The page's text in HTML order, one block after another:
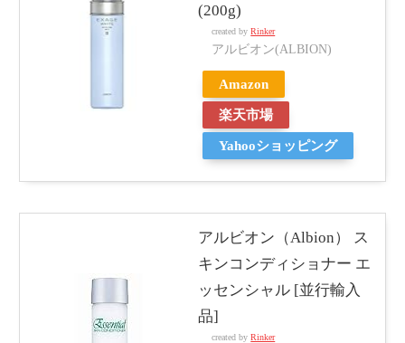
(200g)
created byRinker
アルビオン(ALBION)
Amazon
楽天市場
Yahooショッピング
アルビオン（Albion） ス
キンコンディショナー エ
ッセンシャル [並行輸入
品]
created byRinker